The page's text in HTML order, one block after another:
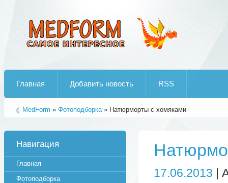
Главная Добавить новость RSS
MedForm » Фотоподборка» Натюрморты с хомяками
17.06.2013 |
Навигация
Главная
Фотоподборка